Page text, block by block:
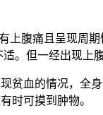
腹痛且呈现周
。但一经出现上
血的情况，全
时可摸到肿物。